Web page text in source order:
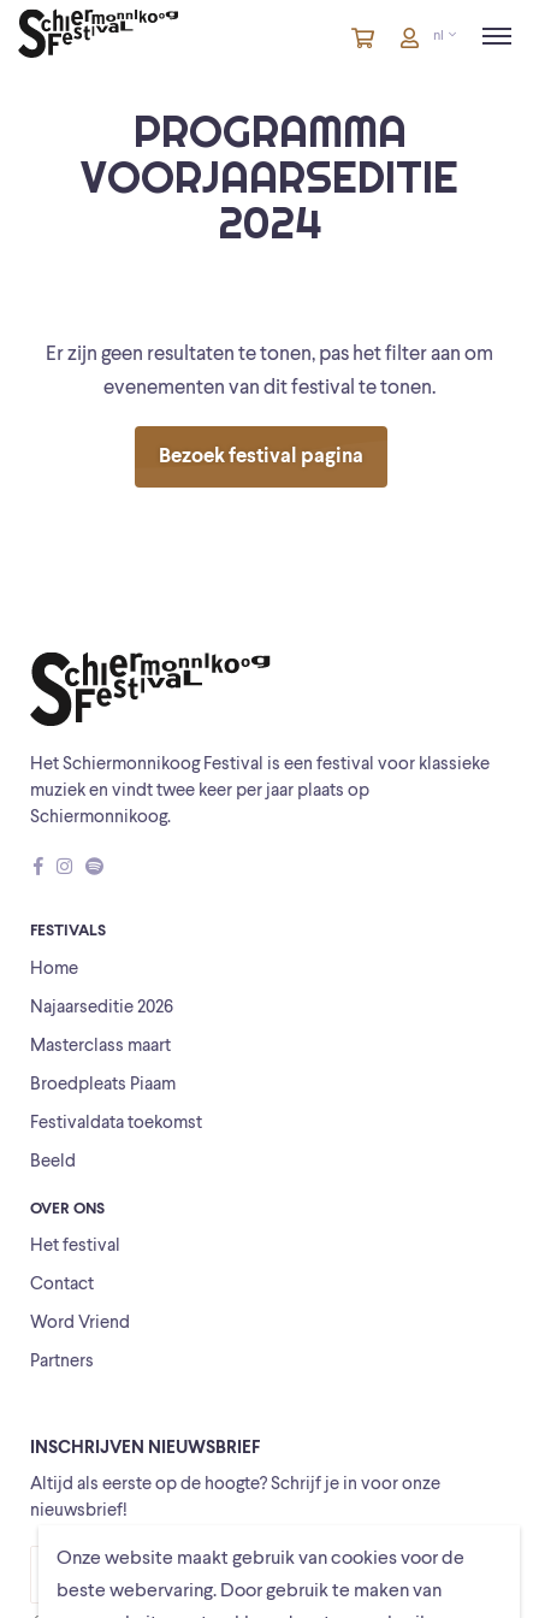
Onze website maakt gebruik van cookies voor de
beste webervaring. Door gebruik te maken van
Winkelmandje
artikelen
Account
nl
PROGRAMMA
VOORJAARSEDITIE
2024
Er zijn geen resultaten te tonen, pas het filter aan om
evenementen van dit festival te tonen.
Bezoek festival pagina
Het Schiermonnikoog Festival is een festival voor klassieke
muziek en vindt twee keer per jaar plaats op
Schiermonnikoog.
FESTIVALS
Home
Najaarseditie 2026
Masterclass maart
Broedpleats Piaam
Festivaldata toekomst
Beeld
OVER ONS
Het festival
Contact
Word Vriend
Partners
INSCHRIJVEN NIEUWSBRIEF
Altijd als eerste op de hoogte? Schrijf je in voor onze
nieuwsbrief!